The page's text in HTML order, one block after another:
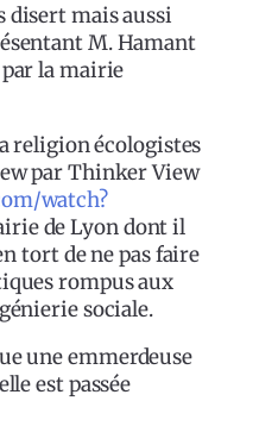
disert mais aussi
M. Hamant
la mairie
religion écologistes
par Thinker View
watch?
de Lyon dont il
tort de ne pas faire
rompus aux
sociale.
une emmerdeuse
est passée